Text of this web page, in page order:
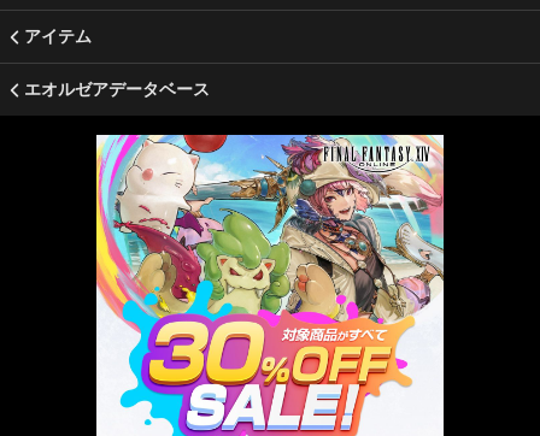
アイテム
エオルゼアデータベース